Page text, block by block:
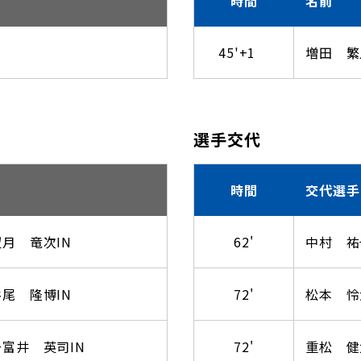
竜次IN
隆博IN
井 英司IN
45'+1 増田 繁
選手交代
時間 交代選手
62' 中村
72' 松本
72' 重松